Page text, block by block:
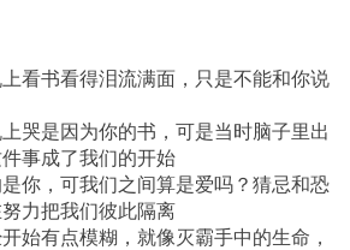
看书看得泪流满面，只是不能和你说
哭是因为你的书，可是当时脑子里出
事成了我们的开始
你，可我们之间算是爱吗？猜忌和恐
力把我们彼此隔离
始有点模糊，就像灭霸手中的生命，